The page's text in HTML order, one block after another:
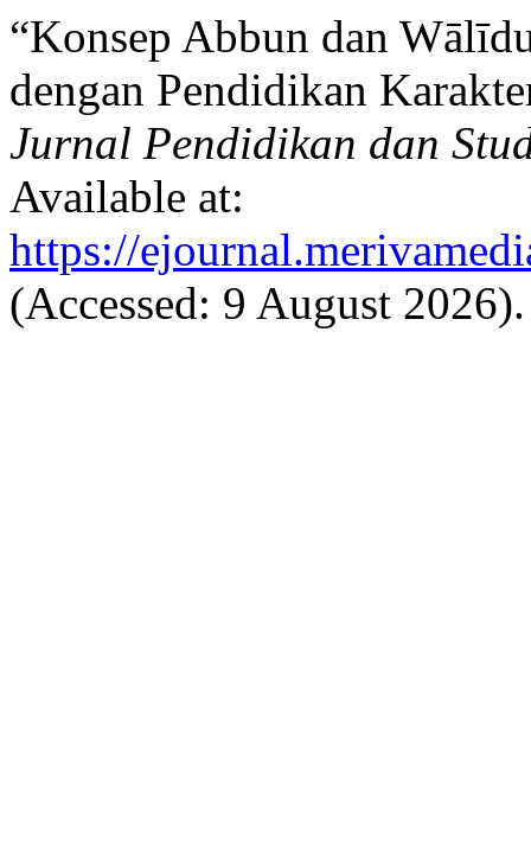
“Konsep Abbun dan
dengan Pendidikan
Jurnal Pendidikan dan
Available at:
https://
(Accessed: 9 August 2026).